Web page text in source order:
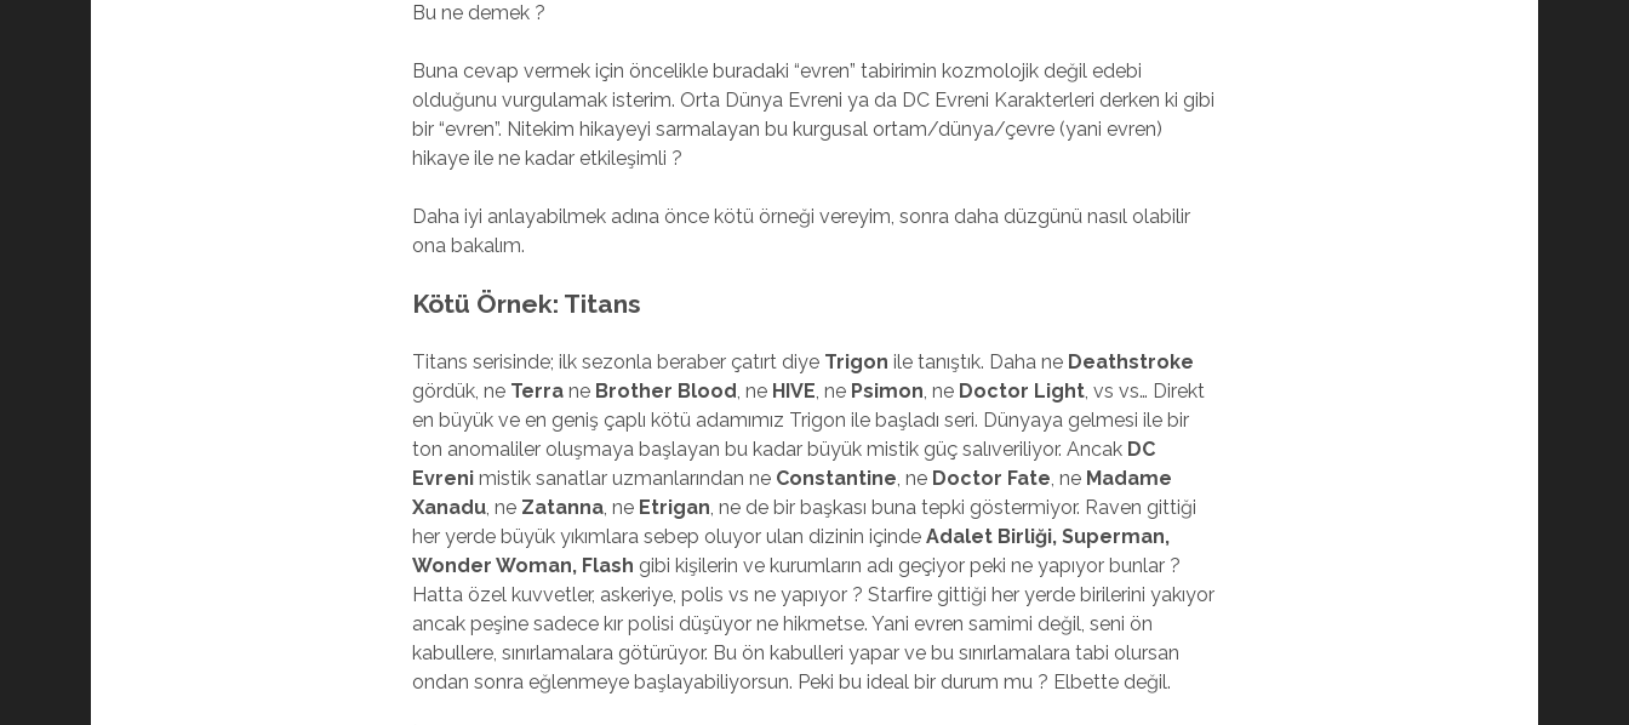
Bu ne demek ?
Buna cevap vermek için öncelikle buradaki “evren” tabirimin kozmolojik değil edebi
olduğunu vurgulamak isterim. Orta Dünya Evreni ya da DC Evreni Karakterleri derken ki gibi
bir “evren”. Nitekim hikayeyi sarmalayan bu kurgusal ortam/dünya/çevre (yani evren)
hikaye ile ne kadar etkileşimli ?
Daha iyi anlayabilmek adına önce kötü örneği vereyim, sonra daha düzgünü nasıl olabilir
ona bakalım.
Kötü Örnek: Titans
Titans serisinde; ilk sezonla beraber çatırt diye Trigon ile tanıştık. Daha ne Deathstroke
gördük, ne Terra ne Brother Blood, ne HIVE, ne Psimon, ne Doctor Light, vs vs… Direkt
en büyük ve en geniş çaplı kötü adamımız Trigon ile başladı seri. Dünyaya gelmesi ile bir
ton anomaliler oluşmaya başlayan bu kadar büyük mistik güç salıveriliyor. Ancak DC
Evreni mistik sanatlar uzmanlarından ne Constantine, ne Doctor Fate, ne Madame
Xanadu, ne Zatanna, ne Etrigan, ne de bir başkası buna tepki göstermiyor. Raven gittiği
her yerde büyük yıkımlara sebep oluyor ulan dizinin içindeAdalet Birliği, Superman,
Wonder Woman, Flash gibi kişilerin ve kurumların adı geçiyor peki ne yapıyor bunlar ?
Hatta özel kuvvetler, askeriye, polis vs ne yapıyor ? Starfire gittiği her yerde birilerini yakıyor
ancak peşine sadece kır polisi düşüyor ne hikmetse. Yani evren samimi değil, seni ön
kabullere, sınırlamalara götürüyor. Bu ön kabulleri yapar ve bu sınırlamalara tabi olursan
ondan sonra eğlenmeye başlayabiliyorsun. Peki bu ideal bir durum mu ? Elbette değil.